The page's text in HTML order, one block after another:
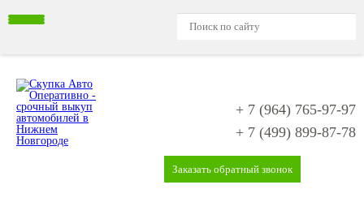
+ 7 (964) 765-97-97
+ 7 (499) 899-87-78
Заказать обратный звонок